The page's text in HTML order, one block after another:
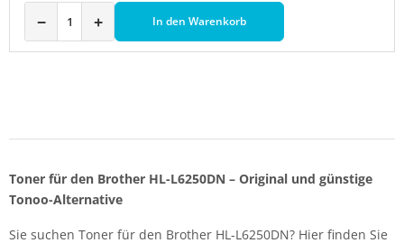
− + In den Warenkorb
Toner für den Brother HL-L6250DN – Original und günstige
Tonoo-Alternative
Sie suchen Toner für den Brother HL-L6250DN? Hier finden Sie